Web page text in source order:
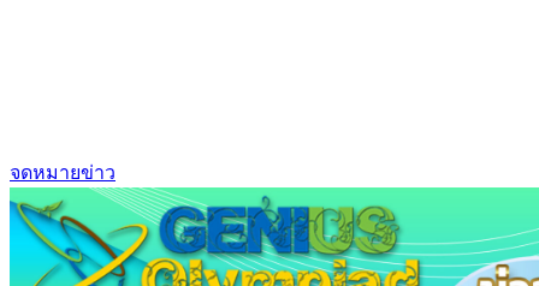
จดหมายข่าว